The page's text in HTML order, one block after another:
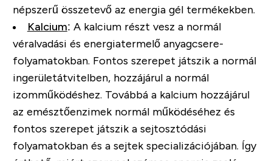
népszerű összetevő az energia gél termékekben.
Kalcium: A kalcium részt vesz a normál
véralvadási és energiatermelő anyagcsere-
folyamatokban. Fontos szerepet játszik a normál
ingerületátvitelben, hozzájárul a normál
izomműködéshez. Továbbá a kalcium hozzájárul
az emésztőenzimek normál működéséhez és
fontos szerepet játszik a sejtosztódási
folyamatokban és a sejtek specializációjában. Így